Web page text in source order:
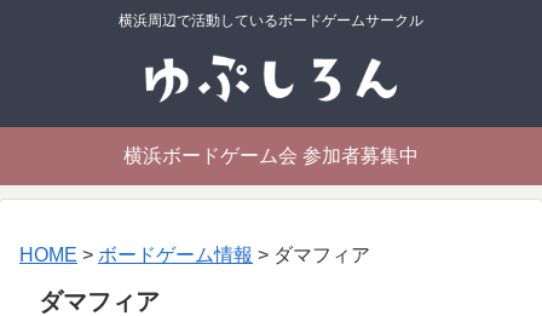
横浜周辺で活動しているボードゲームサークル
横浜ボードゲーム会 参加者募集中
HOME > ボードゲーム情報 > ダマフィア
ダマフィア